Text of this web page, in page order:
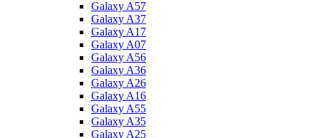
Galaxy A57
Galaxy A37
Galaxy A17
Galaxy A07
Galaxy A56
Galaxy A36
Galaxy A26
Galaxy A16
Galaxy A55
Galaxy A35
Galaxy A25